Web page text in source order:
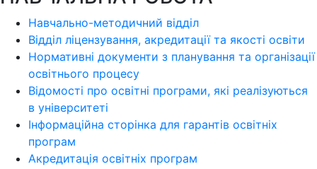
Навчально-методичний відділ
Відділ ліцензування, акредитації та якості освіти
Нормативні документи з планування та організації
освітнього процесу
Відомості про освітні програми, які реалізуються
в університеті
Інформаційна сторінка для гарантів освітніх
програм
Акредитація освітніх програм